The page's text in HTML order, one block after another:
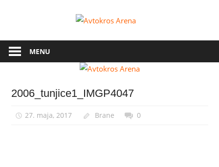
Arena
MENU
2006_tunjice1_IMGP4047
27. maja, 2017 Brane 0